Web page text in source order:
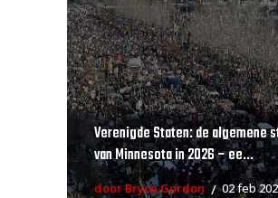
Verenigde Staten: de algemene
van Minnesota in 2026 – ee...
door Bryce Gordon 02 feb